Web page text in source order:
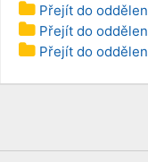
Přejít do
Přejít do
Přejít do